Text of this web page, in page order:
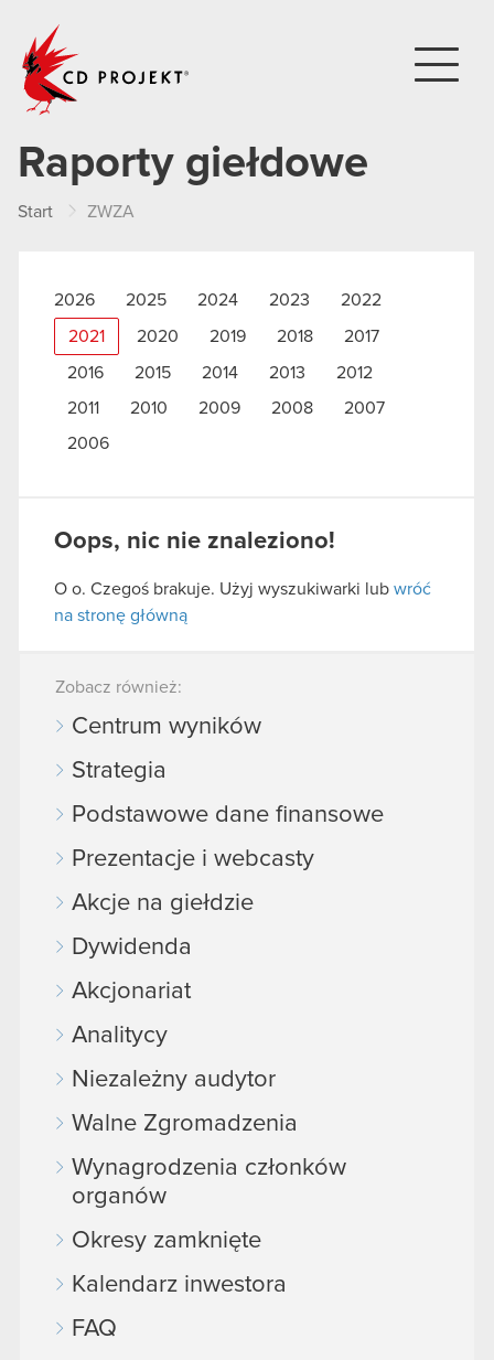
Raporty giełdowe
Start ZWZA
2026 2025 2024 2023 2022
2021 2020 2019 2018 2017
2016 2015 2014 2013
2012
2011
2010 2009 2008
2007
2006
Oops, nic nie znaleziono!
O o. Czegoś brakuje. Użyj wyszukiwarki lub wróć
na stronę główną
Zobacz również:
Centrum wyników
Strategia
Podstawowe dane finansowe
Prezentacje i webcasty
Akcje na giełdzie
Dywidenda
Akcjonariat
Analitycy
Niezależny audytor
Walne Zgromadzenia
Wynagrodzenia członków
organów
Okresy zamknięte
Kalendarz inwestora
FAQ